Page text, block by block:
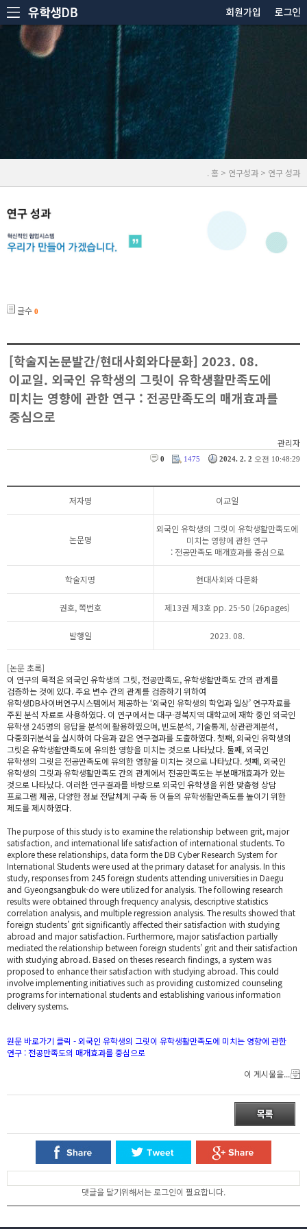
. 홈 > 연구성과 > 연구 성과
글수 0
[학술지논문발간/현대사회와다문화] 2023. 08.
이교일. 외국인 유학생의 그릿이 유학생활만족도에
미치는 영향에 관한 연구 : 전공만족도의 매개효과를
중심으로
관리자
2024. 2. 2 오전 10:48:29
1475
0
저자명 이교일
논문명
외국인 유학생의 그릿이 유학생활만족도에
미치는 영향에 관한 연구
: 전공만족도 매개효과를 중심으로
학술지명 현대사회와 다문화
권호, 쪽번호 제13권 제3호 pp. 25-50 (26pages)
발행일 2023. 08.
[논문 초록]
이 연구의 목적은 외국인 유학생의 그릿, 전공만족도, 유학생활만족도 간의 관계를
검증하는 것에 있다. 주요 변수 간의 관계를 검증하기 위하여
유학생DB사이버연구시스템에서 제공하는 ‘외국인 유학생의 학업과 일상’ 연구자료를
주된 분석 자료로 사용하였다. 이 연구에서는 대구·경북지역 대학교에 재학 중인 외국인
유학생 245명의 응답을 분석에 활용하였으며, 빈도분석, 기술통계, 상관관계분석,
다중회귀분석을 실시하여 다음과 같은 연구결과를 도출하였다. 첫째, 외국인 유학생의
그릿은 유학생활만족도에 유의한 영향을 미치는 것으로 나타났다. 둘째, 외국인
유학생의 그릿은 전공만족도에 유의한 영향을 미치는 것으로 나타났다. 셋째, 외국인
유학생의 그릿과 유학생활만족도 간의 관계에서 전공만족도는 부분매개효과가 있는
것으로 나타났다. 이러한 연구결과를 바탕으로 외국인 유학생을 위한 맞춤형 상담
프로그램 제공, 다양한 정보 전달체계 구축 등 이들의 유학생활만족도를 높이기 위한
제도를 제시하였다.
The purpose of this study is to examine the relationship between grit, major
satisfaction, and international life satisfaction of international students. To
explore these relationships, data form the DB Cyber Research System for
International Students were used at the primary dataset for analysis. In this
study, responses from 245 foreign students attending universities in Daegu
and Gyeongsangbuk-do were utilized for analysis. The following research
results were obtained through frequency analysis, descriptive statistics
correlation analysis, and multiple regression analysis. The results showed that
foreign students’ grit significantly affected their satisfaction with studying
abroad and major satisfaction. Furthermore, major satisfaction partially
mediated the relationship between foreign students’ grit and their satisfaction
with studying abroad. Based on theses research findings, a system was
proposed to enhance their satisfaction with studying abroad. This could
involve implementing initiatives such as providing customized counseling
programs for international students and establishing various information
delivery systems.
원문 바로가기 클릭 - 외국인 유학생의 그릿이 유학생활만족도에 미치는 영향에 관한
연구 : 전공만족도의 매개효과를 중심으로
이 게시물을...
댓글을 달기위해서는 로그인이 필요합니다.